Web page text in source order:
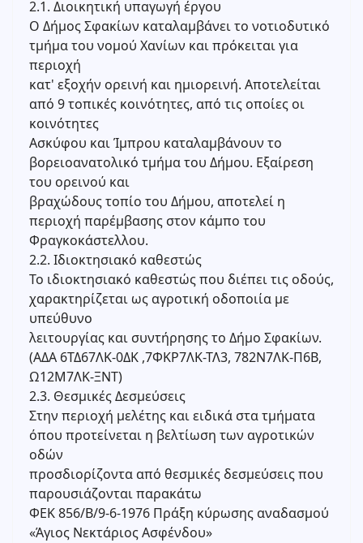
2.1. Διοικητική υπαγωγή έργου
Ο Δήμος Σφακίων καταλαμβάνει το νοτιοδυτικό
τμήμα του νομού Χανίων και πρόκειται για
περιοχή
κατ' εξοχήν ορεινή και ημιορεινή. Αποτελείται
από 9 τοπικές κοινότητες, από τις οποίες οι
κοινότητες
Ασκύφου και Ίμπρου καταλαμβάνουν το
βορειοανατολικό τμήμα του Δήμου. Εξαίρεση
του ορεινού και
βραχώδους τοπίο του Δήμου, αποτελεί η
περιοχή παρέμβασης στον κάμπο του
Φραγκοκάστελλου.
2.2. Ιδιοκτησιακό καθεστώς
Το ιδιοκτησιακό καθεστώς που διέπει τις οδούς,
χαρακτηρίζεται ως αγροτική οδοποιία με
υπεύθυνο
λειτουργίας και συντήρησης το Δήμο Σφακίων.
(ΑΔΑ 6ΤΔ67ΛΚ-0ΔΚ ,7ΦΚΡ7ΛΚ-ΤΛ3, 782Ν7ΛΚ-Π6Β,
Ω12Μ7ΛΚ-ΞΝΤ)
2.3. Θεσμικές Δεσμεύσεις
Στην περιοχή μελέτης και ειδικά στα τμήματα
όπου προτείνεται η βελτίωση των αγροτικών
οδών
προσδιορίζοντα από θεσμικές δεσμεύσεις που
παρουσιάζονται παρακάτω
ΦΕΚ 856/Β/9-6-1976 Πράξη κύρωσης αναδασμού
«Άγιος Νεκτάριος Ασφένδου»